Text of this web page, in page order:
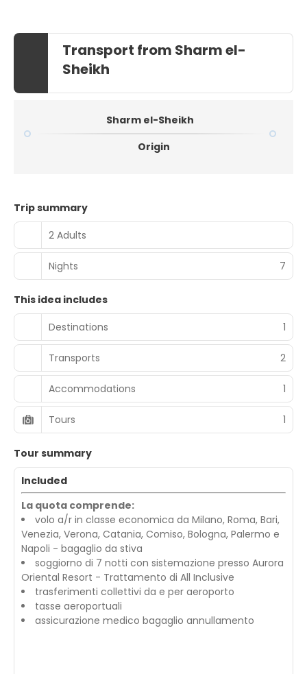
Transport from Sharm el-
Sheikh
Sharm el-Sheikh
Origin
Trip summary
2 Adults
Nights 7
This idea includes
Destinations
1
Transports 2
Accommodations 1
Tours 1
Tour summary
Included
La quota comprende:
volo a/r in classe economica da Milano, Roma, Bari,
Venezia, Verona, Catania, Comiso, Bologna, Palermo e
Napoli - bagaglio da stiva
soggiorno di 7 notti con sistemazione presso Aurora
Oriental Resort - Trattamento di All Inclusive
trasferimenti collettivi da e per aeroporto
tasse aeroportuali
assicurazione medico bagaglio annullamento